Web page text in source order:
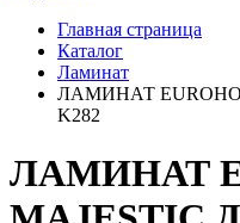
Главная страница
Каталог
Ламинат
ЛАМИНАТ
K282
ЛАМИНАТ